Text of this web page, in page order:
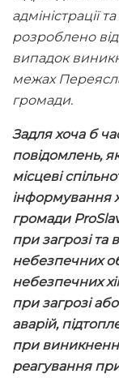
адміністрації
розроблено
випадок
межах
громади.
Задля хоча б
повідомлень,
місцеві
інформування
громади
при загрозі та
небезпечних
небезпечних
при загрозі
аварій,
при
реагування